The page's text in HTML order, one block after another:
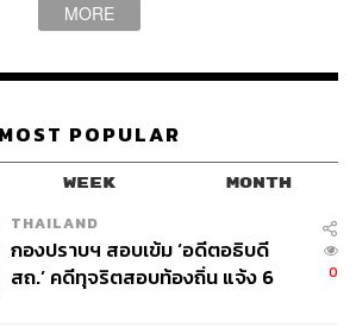
MORE
MOST POPULAR
WEEK MONTH
THAILAND
กองปราบฯ สอบเข้ม ‘อดีตอธิบดี
สถ.’ คดีทุจริตสอบท้องถิ่น แจ้ง 6
0